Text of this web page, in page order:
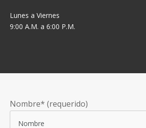
Lunes a Viernes
9:00 A.M. a 6:00 P.M.
Nombre* (requerido)